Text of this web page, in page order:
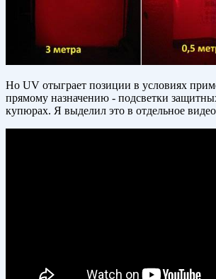
Но UV отыграет позиции в условиях
прямому назначению - подсветки
купюрах. Я выделил это в отдельное